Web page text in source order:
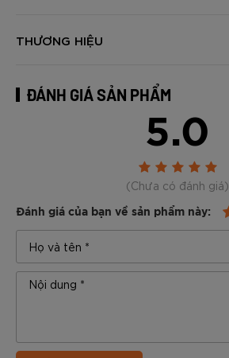
THƯƠNG HIỆU
ĐÁNH GIÁ SẢN PHẨM
5.0
(Chưa có đánh giá)
Đánh giá của bạn về sản phẩm này: